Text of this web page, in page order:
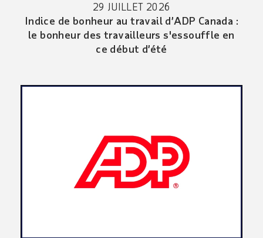
29 JUILLET 2026
Indice de bonheur au travail d’ADP Canada :
le bonheur des travailleurs s'essouffle en
ce début d’été